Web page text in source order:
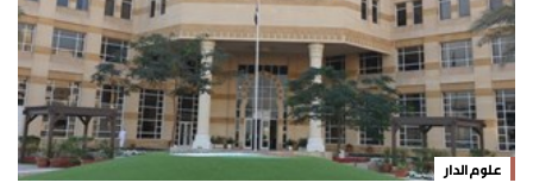
الترفيه
التعليم والمعرفة
الذكاء الاصطناعي
علوم الدار